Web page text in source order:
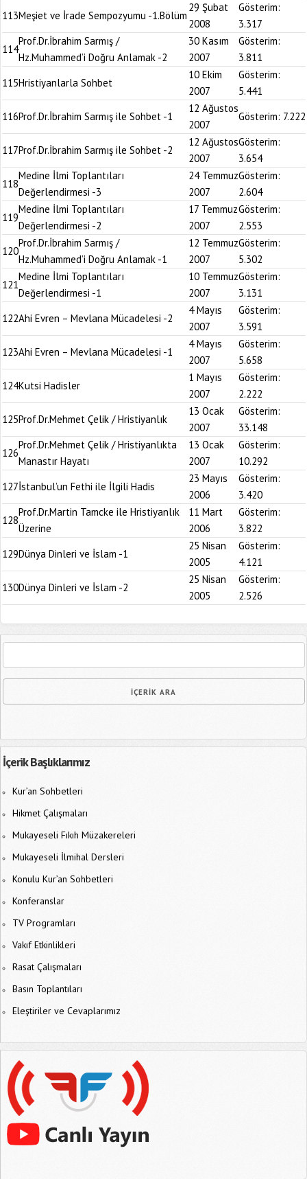
113Meşiet ve İrade Sempozyumu -1.Bölüm
29 Şubat
2008
Gösterim:
3.317
114
Prof.Dr.İbrahim Sarmış /
Hz.Muhammed’i Doğru Anlamak -2
30 Kasım
2007
Gösterim:
3.811
115Hristiyanlarla Sohbet
10 Ekim
2007
Gösterim:
5.441
116Prof.Dr.İbrahim Sarmış ile Sohbet -1
12 Ağustos
2007
Gösterim: 7.222
117Prof.Dr.İbrahim Sarmış ile Sohbet -2
12 Ağustos
2007
Gösterim:
3.654
118
Medine İlmi Toplantıları
Değerlendirmesi -3
24 Temmuz
2007
Gösterim:
2.604
119
Medine İlmi Toplantıları
Değerlendirmesi -2
17 Temmuz
2007
Gösterim:
2.553
120
Prof.Dr.İbrahim Sarmış /
Hz.Muhammed’i Doğru Anlamak -1
12 Temmuz
2007
Gösterim:
5.302
121
Medine İlmi Toplantıları
Değerlendirmesi -1
10 Temmuz
2007
Gösterim:
3.131
122Ahi Evren – Mevlana Mücadelesi -2
4 Mayıs
2007
Gösterim:
3.591
123Ahi Evren – Mevlana Mücadelesi -1
4 Mayıs
2007
Gösterim:
5.658
124Kutsi Hadisler
1 Mayıs
2007
Gösterim:
2.222
125Prof.Dr.Mehmet Çelik / Hristiyanlık
13 Ocak
2007
Gösterim:
33.148
126
Prof.Dr.Mehmet Çelik / Hristiyanlıkta
Manastır Hayatı
13 Ocak
2007
Gösterim:
10.292
127İstanbul’un Fethi ile İlgili Hadis
23 Mayıs
2006
Gösterim:
3.420
128
Prof.Dr.Martin Tamcke ile Hristiyanlık
Üzerine
11 Mart
2006
Gösterim:
3.822
129Dünya Dinleri ve İslam -1
25 Nisan
2005
Gösterim:
4.121
130Dünya Dinleri ve İslam -2
25 Nisan
2005
Gösterim:
2.526
İçerik Başlıklarımız
Kur’an Sohbetleri
Hikmet Çalışmaları
Mukayeseli Fıkıh Müzakereleri
Mukayeseli İlmihal Dersleri
Konulu Kur’an Sohbetleri
Konferanslar
TV Programları
Vakıf Etkinlikleri
Rasat Çalışmaları
Basın Toplantıları
Eleştiriler ve Cevaplarımız